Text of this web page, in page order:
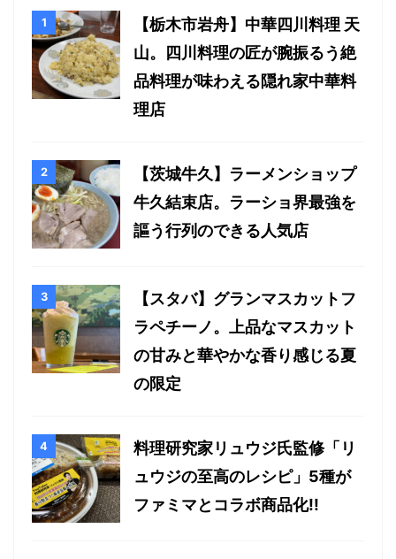
【栃木市岩舟】中華四川料理 天
山。四川料理の匠が腕振るう絶
品料理が味わえる隠れ家中華料
理店
【茨城牛久】ラーメンショップ
牛久結束店。ラーショ界最強を
謳う行列のできる人気店
【スタバ】グランマスカットフ
ラペチーノ。上品なマスカット
の甘みと華やかな香り感じる夏
の限定
料理研究家リュウジ氏監修「リ
ュウジの至高のレシピ」5種が
ファミマとコラボ商品化!!